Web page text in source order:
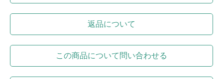
返品について
この商品について問い合わせる